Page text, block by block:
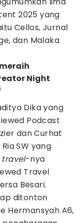
2025 yang
Cellos, Jurnal
dan Malaka
Night
Dika yang
Podcast
dan Curhat
SW yang
travel-nya
Travel
Besari.
ditonton
Hermansyah A6,